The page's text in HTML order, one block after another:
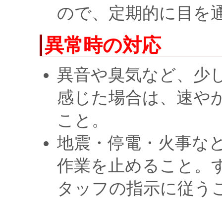
ので、定期的に目を
異常時の対応
異音や臭気など、少
感じた場合は、速や
こと。
地震・停電・火事な
作業を止めること。
タッフの指示に従う